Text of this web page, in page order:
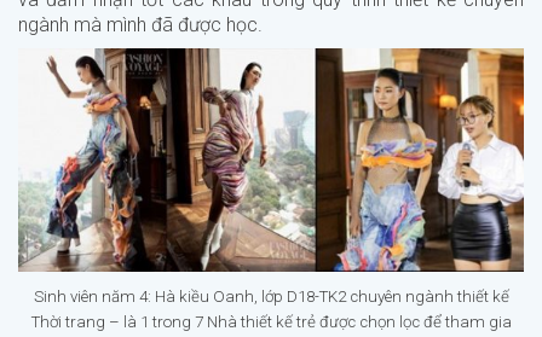
ngành mà mình đã được học.
Sinh viên năm 4: Hà kiều Oanh, lớp D18-TK2 chuyên ngành thiết kế
Thời trang – là 1 trong 7 Nhà thiết kế trẻ được chọn lọc để tham gia